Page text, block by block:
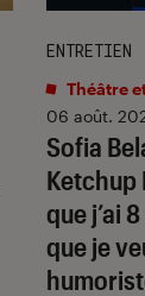
Sofia
Ketchup
que j’ai
que je
ENTRETIEN
Théâtre
06 août.